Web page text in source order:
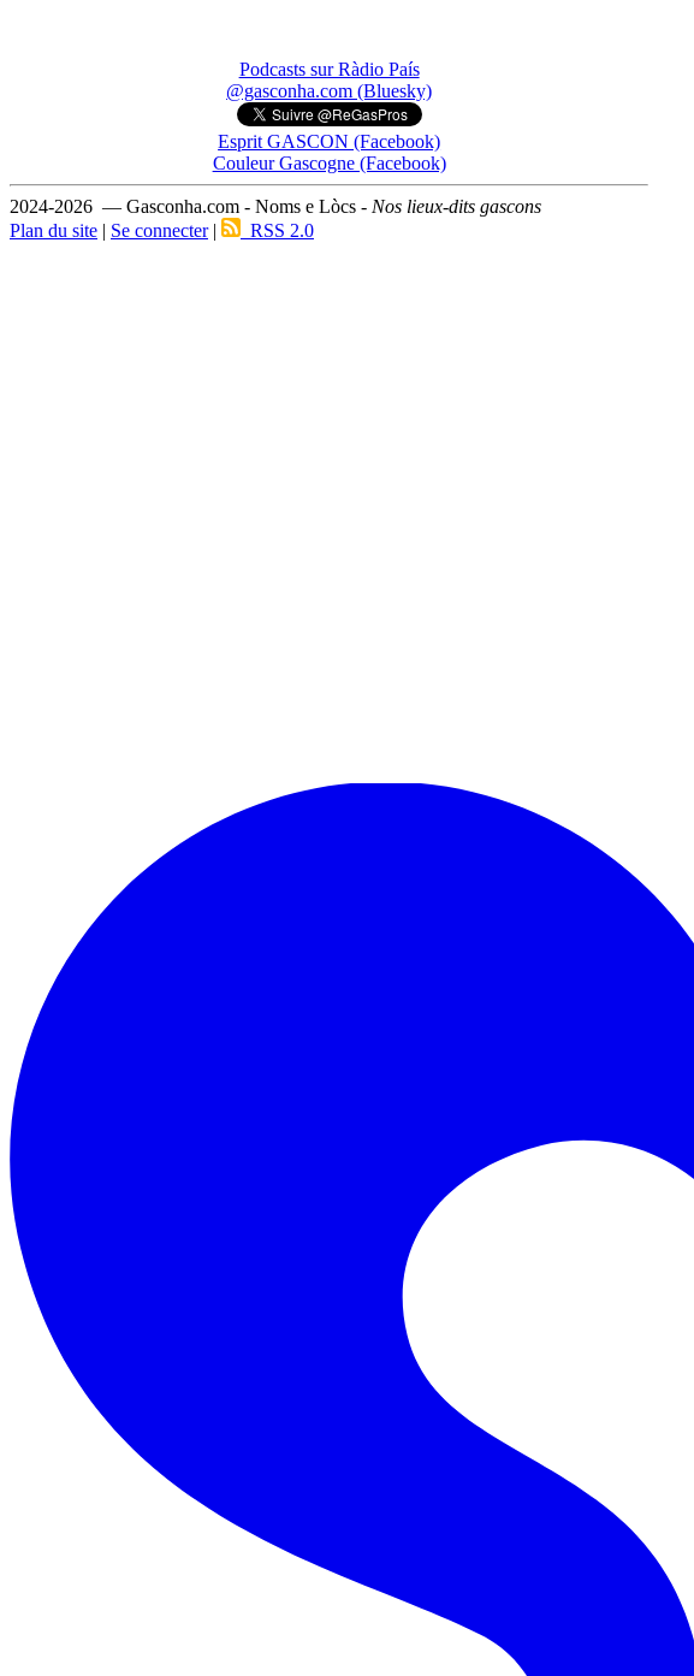
Podcasts sur Ràdio País
@gasconha.com (Bluesky)
Esprit GASCON (Facebook)
Couleur Gascogne (Facebook)
2024-2026 — Gasconha.com - Noms e Lòcs - Nos lieux-dits gascons
Plan du site | Se connecter| RSS 2.0